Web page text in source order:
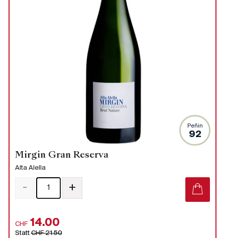
Peñin
92
Mirgin Gran Reserva
Alta Alella
CHF 14.00
StattCHF 21.50
- +